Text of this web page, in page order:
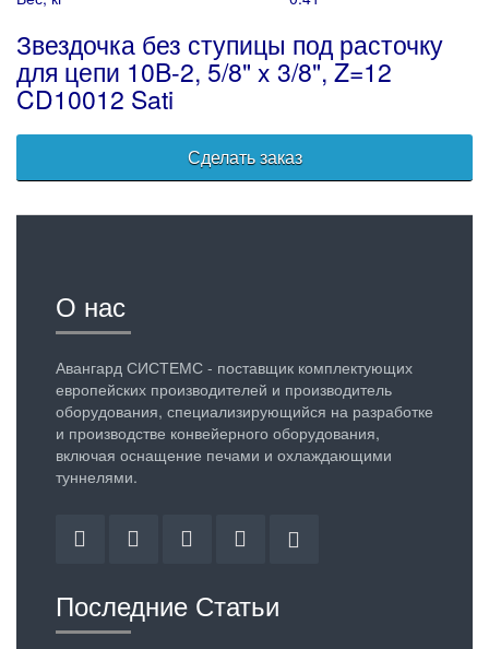
Звездочка без ступицы под расточку
для цепи 10B-2, 5/8" x 3/8", Z=12
CD10012 Sati
Сделать заказ
О нас
Авангард СИСТЕМС - поставщик комплектующих
европейских производителей и производитель
оборудования, специализирующийся на разработке
и производстве конвейерного оборудования,
включая оснащение печами и охлаждающими
туннелями.
Последние Статьи